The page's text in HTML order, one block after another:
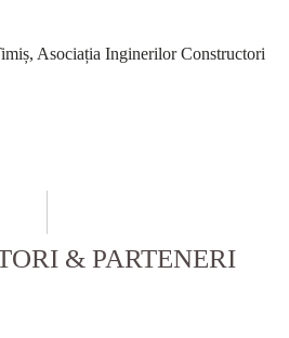
Asociația Inginerilor Constructori
& PARTENERI